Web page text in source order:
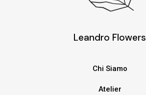
Leandro Flowers
Chi Siamo
Atelier